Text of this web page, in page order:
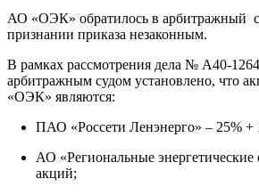
АО «ОЭК» обратилось в арбитражный
признании приказа незаконным.
В рамках рассмотрения дела № А40-
арбитражным судом установлено, что
«ОЭК» являются:
ПАО «Россети Ленэнерго» – 25% +
АО «Региональные
акций;